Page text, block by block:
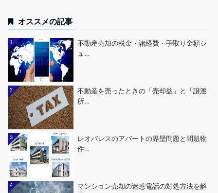
オススメの記事
1
不動産売却の税金・諸経費・手取り金額シ
ュ…
2
不動産を売ったときの「売却益」と「譲渡
所…
3
レオパレスのアパートの界壁問題と問題物
件…
4
マンション売却の迷惑電話の対処方法を解